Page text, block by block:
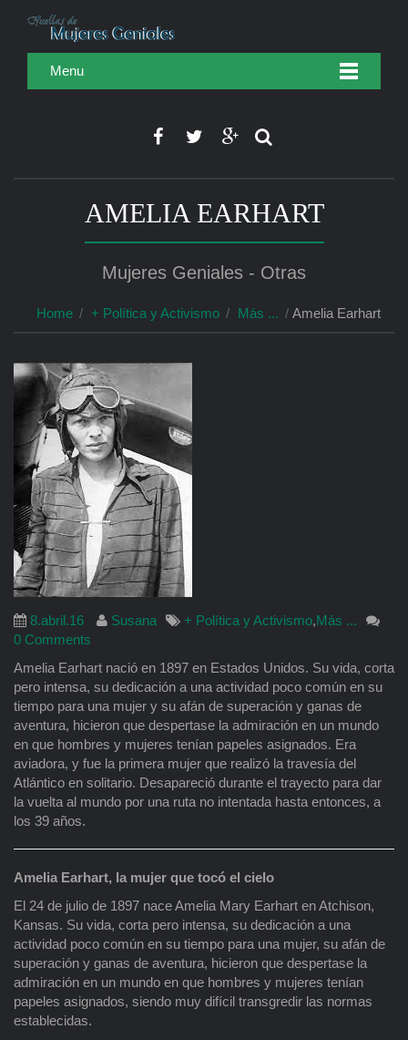
Menu
AMELIA EARHART
Mujeres Geniales - Otras
Home + Política y Activismo Más ... Amelia Earhart
8.abril.16 Susana + Política y Activismo,Más ...
0 Comments
Amelia Earhart nació en 1897 en Estados Unidos. Su vida, corta
pero intensa, su dedicación a una actividad poco común en su
tiempo para una mujer y su afán de superación y ganas de
aventura, hicieron que despertase la admiración en un mundo
en que hombres y mujeres tenían papeles asignados. Era
aviadora, y fue la primera mujer que realizó la travesía del
Atlántico en solitario. Desapareció durante el trayecto para dar
la vuelta al mundo por una ruta no intentada hasta entonces, a
los 39 años.
Amelia Earhart, la mujer que tocó el cielo
El 24 de julio de 1897 nace Amelia Mary Earhart en Atchison,
Kansas. Su vida, corta pero intensa, su dedicación a una
actividad poco común en su tiempo para una mujer, su afán de
superación y ganas de aventura, hicieron que despertase la
admiración en un mundo en que hombres y mujeres tenían
papeles asignados, siendo muy difícil transgredir las normas
establecidas.